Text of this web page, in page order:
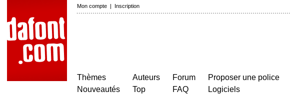
Mon compte | Inscription
Thèmes
Nouveautés
Auteurs
Top
Forum
FAQ
Proposer une police
Logiciels